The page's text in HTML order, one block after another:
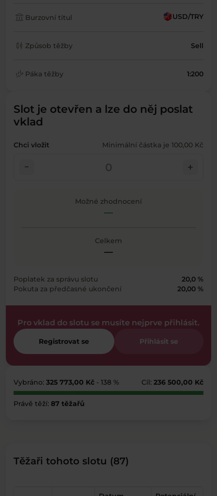
account_balance Burzovní titul USD/TRY
candlestick_chart Způsob těžby Sell
finance_mode Páka těžby 1:200
Slot je otevřen a lze do něj poslat
vklad
Chci vložit Minimální částka je 100,00 Kč
check_indeterminate_small add
Možné zhodnocení
—
Celkem
—
Poplatek za správu slotu
20,0 %
Pokuta za předčasné ukončení
20,00 %
Pro vklad do slotu se musíte nejprve přihlásit.
Registrovat se Přihlásit se
Vybráno: 325 773,00 Kč - 138 % Cíl: 236 500,00 Kč
Právě těží: 87 těžařů
Těžaři tohoto slotu (87)